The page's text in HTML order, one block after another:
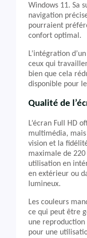
Windows 11. Sa
navigation
pourraient
confort optimal.
L’intégration
ceux qui
bien que cela
disponible pour
Qualité de
L’écran Full HD
multimédia,
vision et la
maximale de
utilisation en
en extérieur ou
lumineux.
Les couleurs
ce qui peut être
une reproduction
pour une